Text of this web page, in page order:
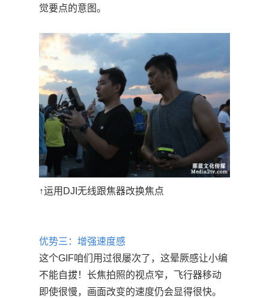
觉要点的意图。
↑运用DJI无线跟焦器改换焦点
优势三：增强速度感
这个GIF咱们用过很屡次了，这晕厥感让小编
不能自拔！长焦拍照的视点窄，飞行器移动
即使很慢，画面改变的速度仍会显得很快。